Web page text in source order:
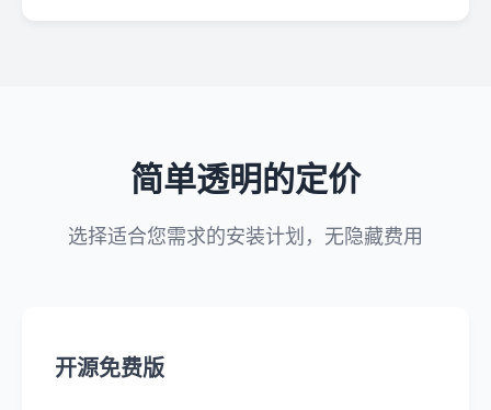
简单透明的定价
选择适合您需求的安装计划，无隐藏费用
开源免费版